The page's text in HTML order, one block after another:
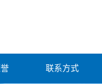
联系方式